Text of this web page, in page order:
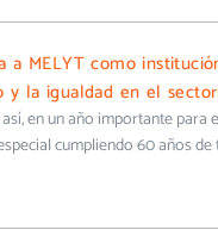
a MELYT como
la igualdad en el
en un año importante para
cumpliendo 60 años